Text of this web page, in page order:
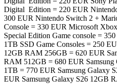
Digital Edition = 220 EUR
300 EUR Nintendo Switch 2 +
Console = 330 EUR Microsoft
Special Edition Game console =
1TB SSD Game Consoles = 250
12GB RAM 256GB = 620 EUR
RAM 512GB = 680 EUR
1TB = 770 EUR Samsung Galaxy
EUR Samsung Galaxy S26 12GB